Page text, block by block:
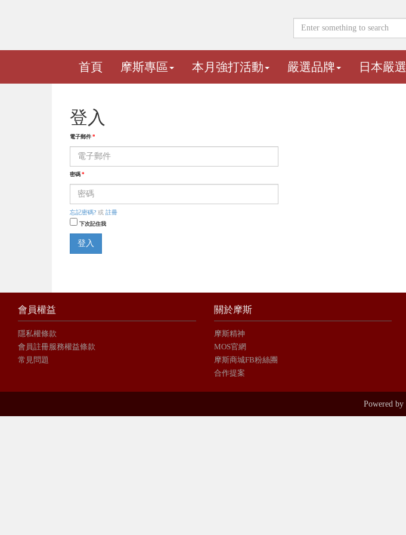
首頁 摩斯專區 本月強打活動 嚴選品牌 日本嚴選
登入
電子郵件 *
密碼 *
忘記密碼? 或 註冊
下次記住我
登入
會員權益
隱私權條款
會員註冊服務權益條款
常見問題
關於摩斯
摩斯精神
MOS官網
摩斯商城FB粉絲團
合作提案
Powered by